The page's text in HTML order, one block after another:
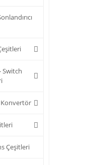
Switch
Konvertör
Çeşitleri